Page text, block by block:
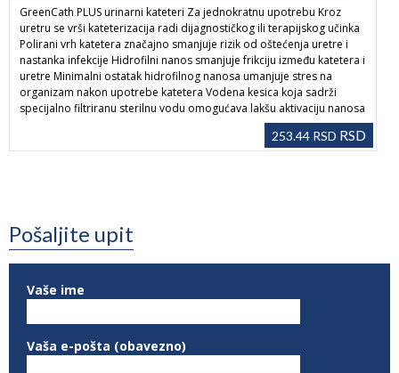
GreenCath PLUS urinarni kateteri Za jednokratnu upotrebu Kroz
uretru se vrši kateterizacija radi dijagnostičkog ili terapijskog učinka
Polirani vrh katetera značajno smanjuje rizik od oštećenja uretre i
nastanka infekcije Hidrofilni nanos smanjuje frikciju između katetera i
uretre Minimalni ostatak hidrofilnog nanosa umanjuje stres na
organizam nakon upotrebe katetera Vodena kesica koja sadrži
specijalno filtriranu sterilnu vodu omogućava lakšu aktivaciju nanosa
253.44 RSD RSD
Pošaljite upit
Vaše ime
Vaša e-pošta (obavezno)